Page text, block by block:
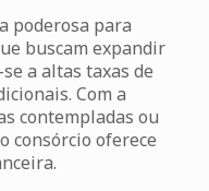
poderosa para
buscam expandir
a altas taxas de
Com a
contempladas ou
consórcio oferece